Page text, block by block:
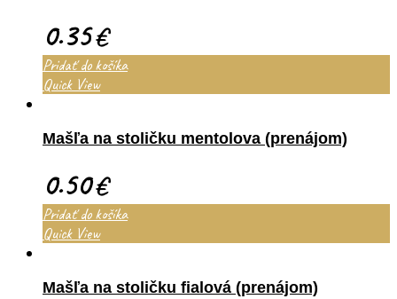
0.35€
Pridať do košíka
Quick View
Mašľa na stoličku mentolova (prenájom)
0.50€
Pridať do košíka
Quick View
Mašľa na stoličku fialová (prenájom)